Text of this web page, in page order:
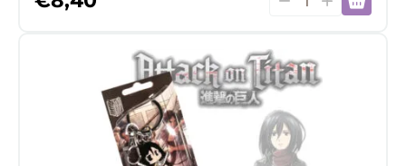
PVC
koti
klamber
seeria
1